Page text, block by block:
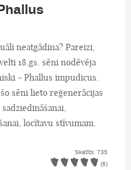
neatgādina? Pareizi,
18.gs. sēni nodēvēja
- Phallus impudicus.
sēni lieto reģenerācijas
locītavu stīvumam.
Skatīts: 735
(6)